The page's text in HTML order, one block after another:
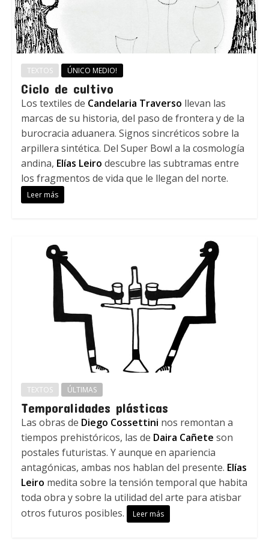
TEXTOS ÚNICO MEDIO!
Ciclo de cultivo
Los textiles de Candelaria Traverso llevan las
marcas de su historia, del paso de frontera y de la
burocracia aduanera. Signos sincréticos sobre la
arpillera sintética. Del Super Bowl a la cosmología
andina, Elías Leiro descubre las subtramas entre
los fragmentos de vida que le llegan del norte.
Leer más
TEXTOS ÚLTIMAS
Temporalidades plásticas
Las obras de Diego Cossettini nos remontan a
tiempos prehistóricos, las de Daira Cañete son
postales futuristas. Y aunque en apariencia
antagónicas, ambas nos hablan del presente. Elías
Leiro medita sobre la tensión temporal que habita
toda obra y sobre la utilidad del arte para atisbar
otros futuros posibles.
Leer más